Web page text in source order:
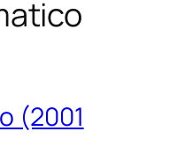
(2001